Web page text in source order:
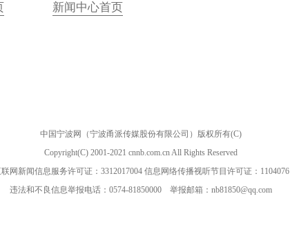
新闻中心首页
中国宁波网（宁波甬派传媒股份有限公司）版权所有(C)
Copyright(C) 2001-2021 cnnb.com.cn All Rights Reserved
网新闻信息服务许可证：3312017004 信息网络传播视听节目许可证：1104076
违法和不良信息举报电话：0574-81850000 举报邮箱：nb81850@qq.com